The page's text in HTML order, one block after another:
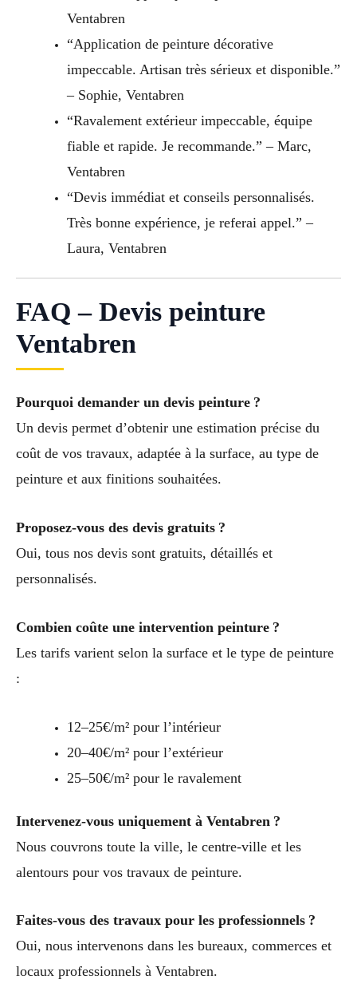
Ventabren
“Application de peinture décorative
impeccable. Artisan très sérieux et disponible.”
– Sophie, Ventabren
“Ravalement extérieur impeccable, équipe
fiable et rapide. Je recommande.” – Marc,
Ventabren
“Devis immédiat et conseils personnalisés.
Très bonne expérience, je referai appel.” –
Laura, Ventabren
FAQ – Devis peinture
Ventabren
Pourquoi demander un devis peinture ?
Un devis permet d’obtenir une estimation précise du
coût de vos travaux, adaptée à la surface, au type de
peinture et aux finitions souhaitées.
Proposez-vous des devis gratuits ?
Oui, tous nos devis sont gratuits, détaillés et
personnalisés.
Combien coûte une intervention peinture ?
Les tarifs varient selon la surface et le type de peinture
:
12–25€/m² pour l’intérieur
20–40€/m² pour l’extérieur
25–50€/m² pour le ravalement
Intervenez-vous uniquement à Ventabren ?
Nous couvrons toute la ville, le centre-ville et les
alentours pour vos travaux de peinture.
Faites-vous des travaux pour les professionnels ?
Oui, nous intervenons dans les bureaux, commerces et
locaux professionnels à Ventabren.